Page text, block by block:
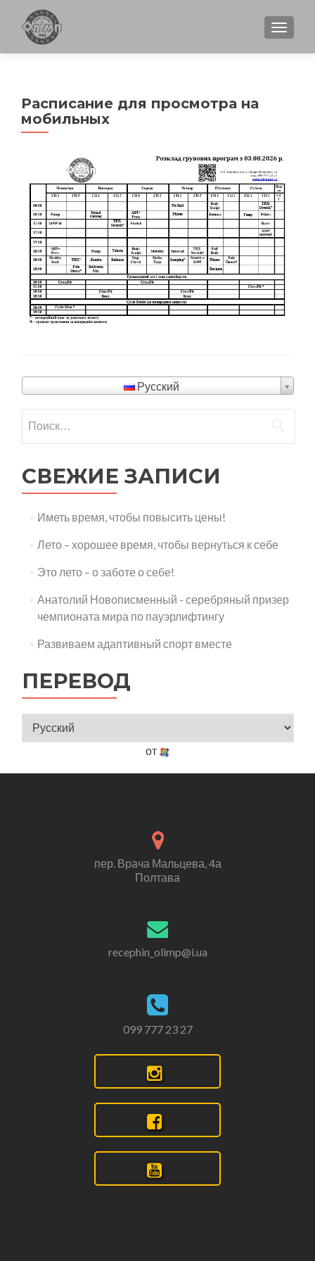
Расписание для просмотра на
мобильных
Русский
СВЕЖИЕ ЗАПИСИ
Иметь время, чтобы повысить цены!
Лето – хорошее время, чтобы вернуться к себе
Это лето – о заботе о себе!
Анатолий Новописменный - серебряный призер
чемпионата мира по пауэрлифтингу
Развиваем адаптивный спорт вместе
ПЕРЕВОД
от
пер. Врача Мальцева, 4а
Полтава
recephin_olimp@i.ua
099 777 23 27